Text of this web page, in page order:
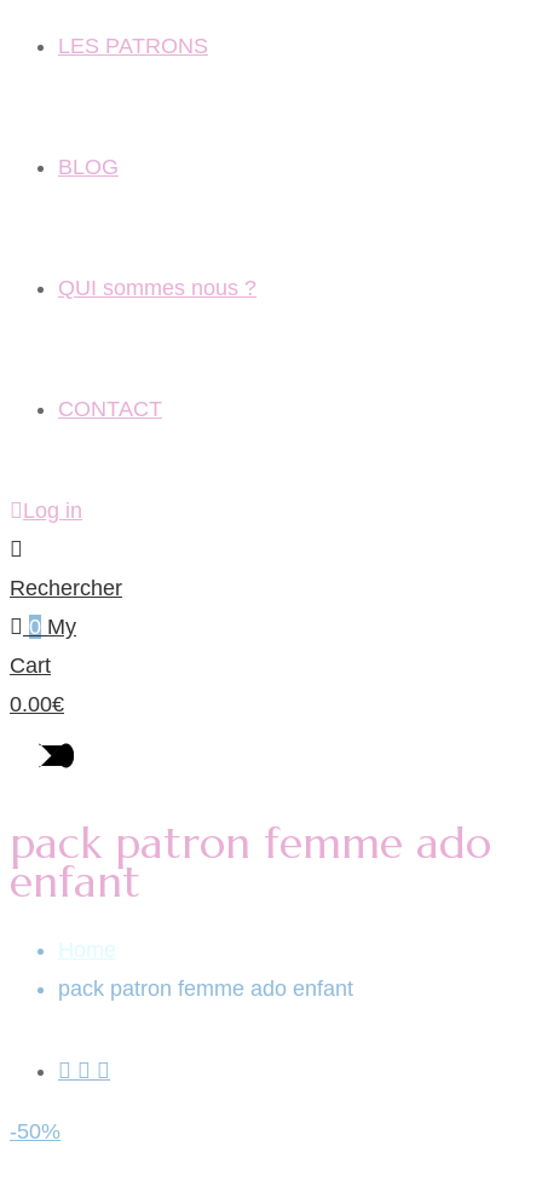
LES PATRONS
BLOG
QUI sommes nous ?
CONTACT
Log in
Rechercher
0 My
Cart
0.00€
pack patron femme ado
enfant
Home
pack patron femme ado enfant
-50%